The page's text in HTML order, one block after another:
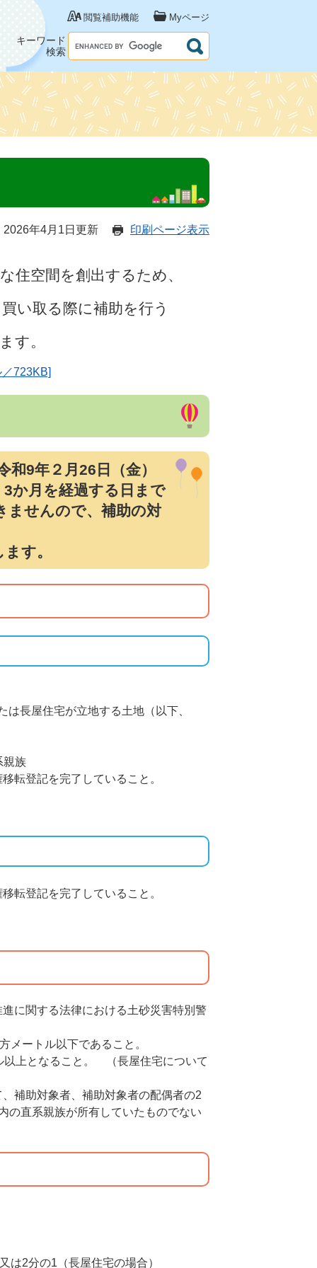
閲覧補助機能 Myページ
キーワード
検索
2026年4月1日更新 印刷ページ表示
住空間を創出するため、
い取る際に補助を行う
す。
723KB]
9年２月26日（金）
か月を経過する日まで
ませんので、補助の対
す。
長屋住宅が立地する土地（以下、
親族
権移転登記を完了していること。
権移転登記を完了していること。
に関する法律における土砂災害特別警
メートル以下であること。
上となること。 （長屋住宅について
補助対象者、補助対象者の配偶者の2
の直系親族が所有していたものでない
は2分の1（長屋住宅の場合）